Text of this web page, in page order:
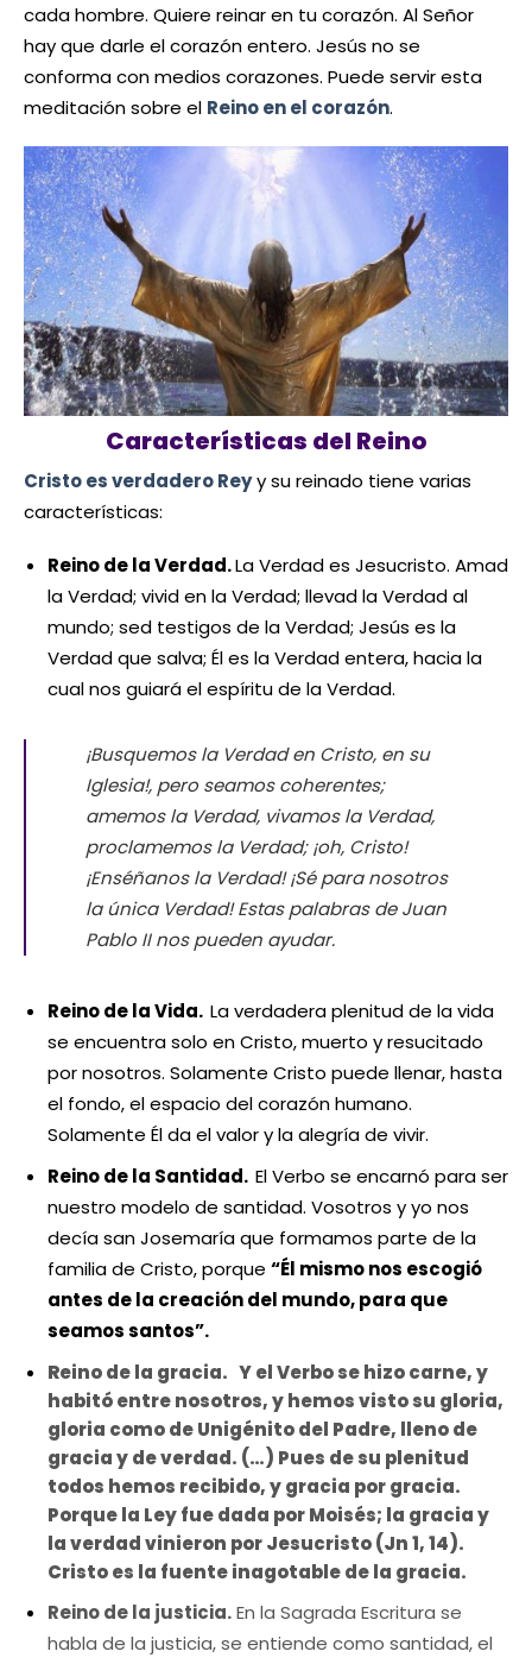
cada hombre. Quiere reinar en tu corazón. Al Señor
hay que darle el corazón entero. Jesús no se
conforma con medios corazones. Puede servir esta
meditación sobre el Reino en el corazón.
Características del Reino
Cristo es verdadero Reyy su reinado tiene varias
características:
Reino de la Verdad.La Verdad es Jesucristo. Amad
la Verdad; vivid en la Verdad; llevad la Verdad al
mundo; sed testigos de la Verdad; Jesús es la
Verdad que salva; Él es la Verdad entera, hacia la
cual nos guiará el espíritu de la Verdad.
¡Busquemos la Verdad en Cristo, en su
Iglesia!, pero seamos coherentes;
amemos la Verdad, vivamos la Verdad,
proclamemos la Verdad; ¡oh, Cristo!
¡Enséñanos la Verdad! ¡Sé para nosotros
la única Verdad! Estas palabras de Juan
Pablo II nos pueden ayudar.
Reino de la Vida. La verdadera plenitud de la vida
se encuentra solo en Cristo, muerto y resucitado
por nosotros. Solamente Cristo puede llenar, hasta
el fondo, el espacio del corazón humano.
Solamente Él da el valor y la alegría de vivir.
Reino de la Santidad. El Verbo se encarnó para ser
nuestro modelo de santidad. Vosotros y yo nos
decía san Josemaría que formamos parte de la
familia de Cristo, porque “Él mismo nos escogió
antes de la creación del mundo, para que
seamos santos”.
Reino de la gracia. Y el Verbo se hizo carne, y
habitó entre nosotros, y hemos visto su gloria,
gloria como de Unigénito del Padre, lleno de
gracia y de verdad. (…) Pues de su plenitud
todos hemos recibido, y gracia por gracia.
Porque la Ley fue dada por Moisés; la gracia y
la verdad vinieron por Jesucristo (Jn 1, 14).
Cristo es la fuente inagotable de la gracia.
Reino de la justicia.En la Sagrada Escritura se
habla de la justicia, se entiende como santidad, el